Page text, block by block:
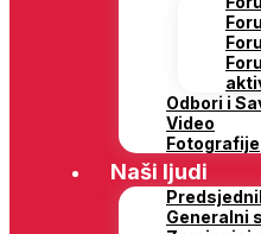
Odbori i
Video
Fotografije
Naši ljudi
Generalni